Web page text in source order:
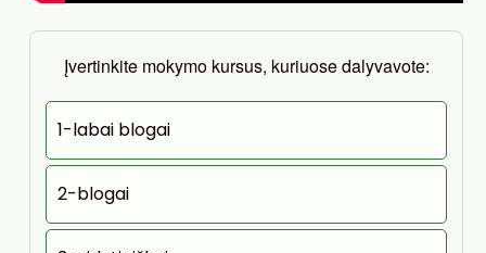
Įvertinkite mokymo kursus, kuriuose dalyvavote:
1-labai blogai
2-blogai